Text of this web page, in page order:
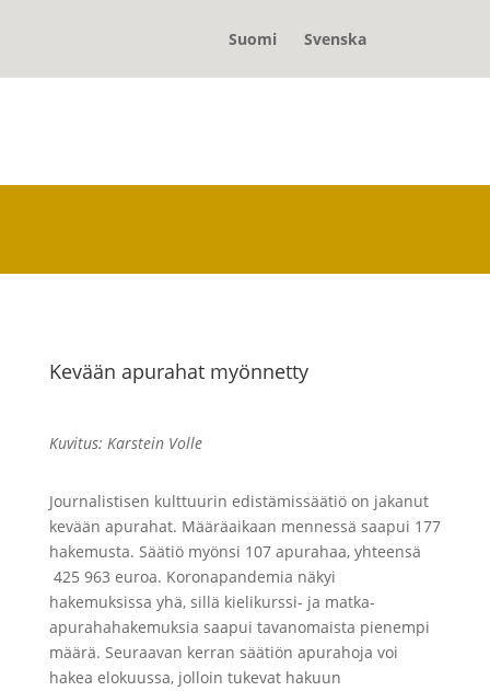
Suomi Svenska
Kevään apurahat myönnetty
Kuvitus: Karstein Volle
Journalistisen kulttuurin edistämissäätiö on jakanut
kevään apurahat. Määräaikaan mennessä saapui 177
hakemusta. Säätiö myönsi 107 apurahaa, yhteensä
425 963 euroa. Koronapandemia näkyi
hakemuksissa yhä, sillä kielikurssi- ja matka-
apurahahakemuksia saapui tavanomaista pienempi
määrä. Seuraavan kerran säätiön apurahoja voi
hakea elokuussa, jolloin tukevat hakuun